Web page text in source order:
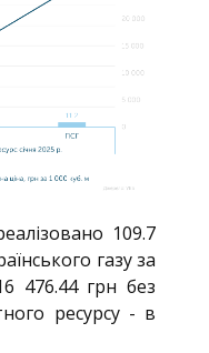
109.7
газу за
476.44 грн без
ресурсу - в